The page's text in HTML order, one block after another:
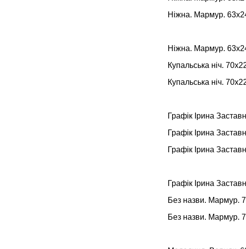
Ніжна. Мармур.
Ніжна. Мармур.
Купальська ніч.
Купальська ніч.
Графік Ірина
Графік Ірина
Графік Ірина
Графік Ірина
Без назви. Мармур.
Без назви. Мармур.